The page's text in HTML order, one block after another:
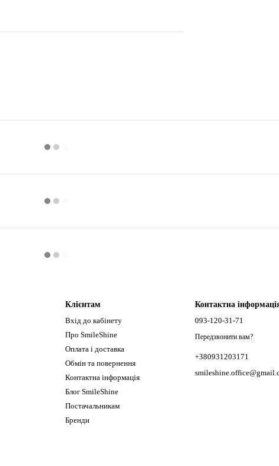
Клієнтам
Вхід до кабінету
Про SmileShine
Оплата і доставка
Обмін та повернення
Контактна інформація
Блог SmileShine
Постачальникам
Бренди
Контактна
093-120-31-71
Передзвонити вам?
+380931203171